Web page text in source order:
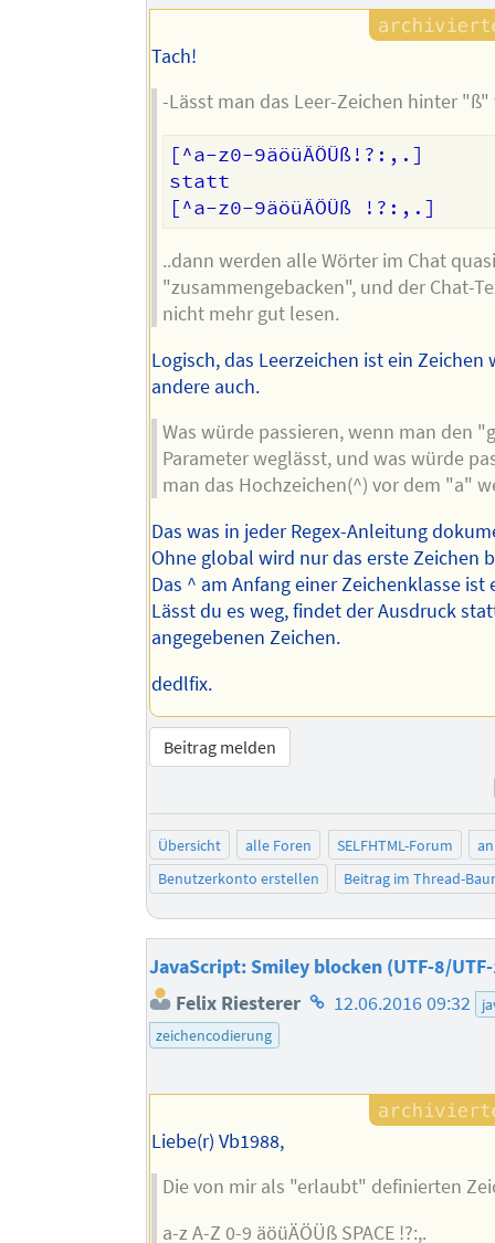
Tach!
-Lässt man das Leer-Zeichen hinter "ß"
[^a-z0-9äöüÄÖÜß!?:,.]
statt
..dann werden alle Wörter im Chat
"zusammengebacken", und der Chat-
nicht mehr gut lesen.
Logisch, das Leerzeichen ist ein Zeichen
andere auch.
Was würde passieren, wenn man den
Parameter weglässt, und was würde
man das Hochzeichen(^) vor dem "a"
Das was in jeder Regex-Anleitung
Ohne global wird nur das erste Zeichen
Das ^ am Anfang einer Zeichenklasse ist
Lässt du es weg, findet der Ausdruck
angegebenen Zeichen.
dedlfix.
Beitrag melden
Übersicht alle Foren SELFHTML-Forum
Benutzerkonto erstellen
Beitrag im Thread-
JavaScript: Smiley blocken (UTF-8/
Felix Riesterer Homepage
12.06.2016 09:32
zeichencodierung
Liebe(r) Vb1988,
Die von mir als "erlaubt" definierten
a-z A-Z 0-9 äöüÄÖÜß SPACE !?:,.